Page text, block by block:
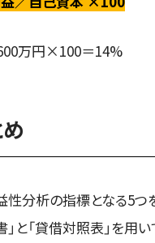
万円×100＝14%
性分析の指標となる5つ
」と「貸借対照表」を用